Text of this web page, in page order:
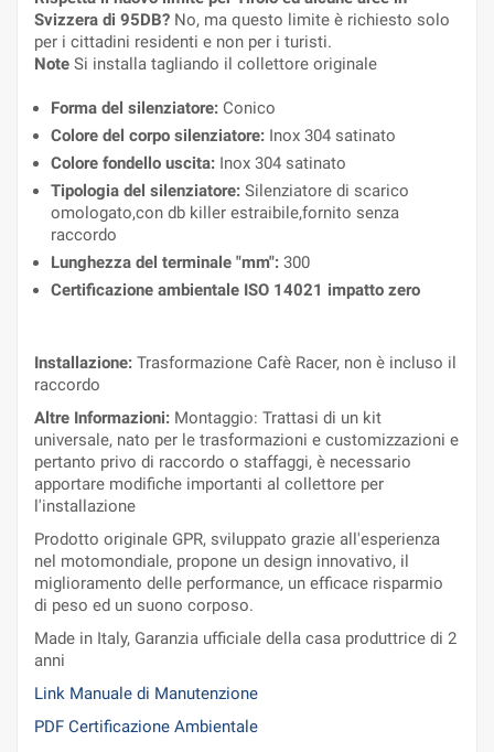
Svizzera di 95DB? No, ma questo limite è richiesto solo
per i cittadini residenti e non per i turisti.
Note Si installa tagliando il collettore originale
Forma del silenziatore: Conico
Colore del corpo silenziatore: Inox 304 satinato
Colore fondello uscita: Inox 304 satinato
Tipologia del silenziatore: Silenziatore di scarico
omologato,con db killer estraibile,fornito senza
raccordo
Lunghezza del terminale "mm": 300
Certificazione ambientale ISO 14021 impatto zero
Installazione: Trasformazione Cafè Racer, non è incluso il
raccordo
Altre Informazioni: Montaggio: Trattasi di un kit
universale, nato per le trasformazioni e customizzazioni e
pertanto privo di raccordo o staffaggi, è necessario
apportare modifiche importanti al collettore per
l'installazione
Prodotto originale GPR, sviluppato grazie all'esperienza
nel motomondiale, propone un design innovativo, il
miglioramento delle performance, un efficace risparmio
di peso ed un suono corposo.
Made in Italy, Garanzia ufficiale della casa produttrice di 2
anni
Link Manuale di Manutenzione
PDF Certificazione Ambientale